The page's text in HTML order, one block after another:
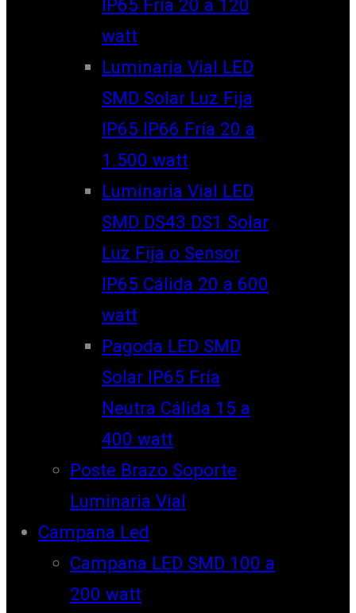
IP65 Fría 20 a 120
watt
Luminaria Vial LED
SMD Solar Luz Fija
IP65 IP66 Fría 20 a
1.500 watt
Luminaria Vial LED
SMD DS43 DS1 Solar
Luz Fija o Sensor
IP65 Cálida 20 a 600
watt
Pagoda LED SMD
Solar IP65 Fría
Neutra Cálida 15 a
400 watt
Poste Brazo Soporte
Luminaria Vial
Campana Led
Campana LED SMD 100 a
200 watt